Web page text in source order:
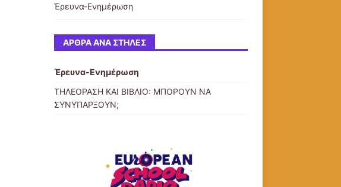
Έρευνα-Ενημέρωση
ΆΡΘΡΑ ΑΝΆ ΣΤΉΛΕΣ
Έρευνα-Ενημέρωση
ΤΗΛΕΟΡΑΣΗ ΚΑΙ ΒΙΒΛΙΟ: ΜΠΟΡΟΥΝ ΝΑ
ΣΥΝΥΠΑΡΞΟΥΝ;